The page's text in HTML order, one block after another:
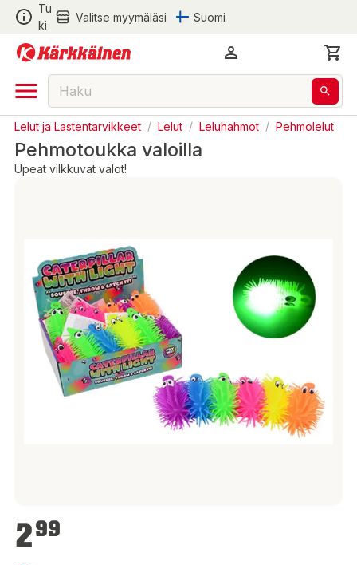
Tu
ki
Valitse myymäläsi Suomi
Lelut ja Lastentarvikkeet / Lelut / Leluhahmot / Pehmolelut
Pehmotoukka valoilla
Upeat vilkkuvat valot!
2,99 €
299